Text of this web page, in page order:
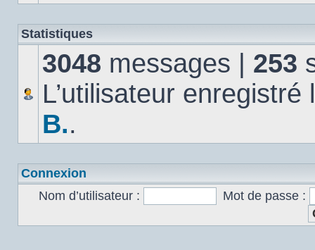
Statistiques
3048 messages | 253
L’utilisateur
B..
Connexion
Nom d’utilisateur :
Mot de passe :